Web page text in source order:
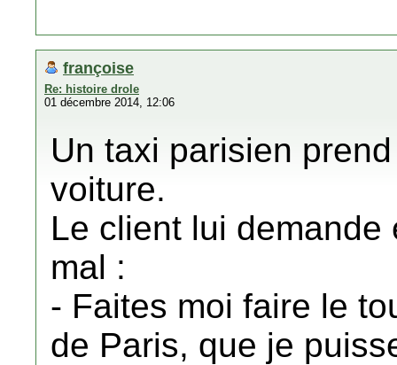
françoise
Re: histoire drole
01 décembre 2014, 12:06
Un taxi parisien
voiture.
Le client lui
mal :
- Faites moi faire le
de Paris, que je